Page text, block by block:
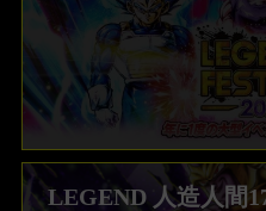
ソウル一覧効果、ステータス比較 ドラゴ
LEGEND 人造人間17号＆ゴールデンフリ